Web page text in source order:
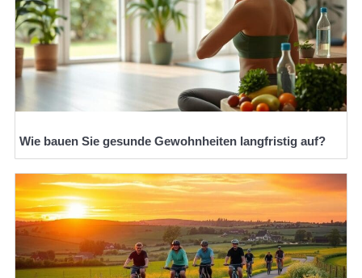
Wie bauen Sie gesunde Gewohnheiten langfristig auf?